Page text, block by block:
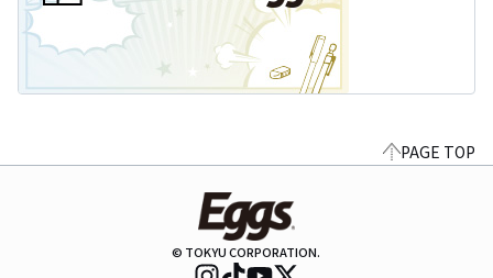
PAGE TOP
© TOKYU CORPORATION.